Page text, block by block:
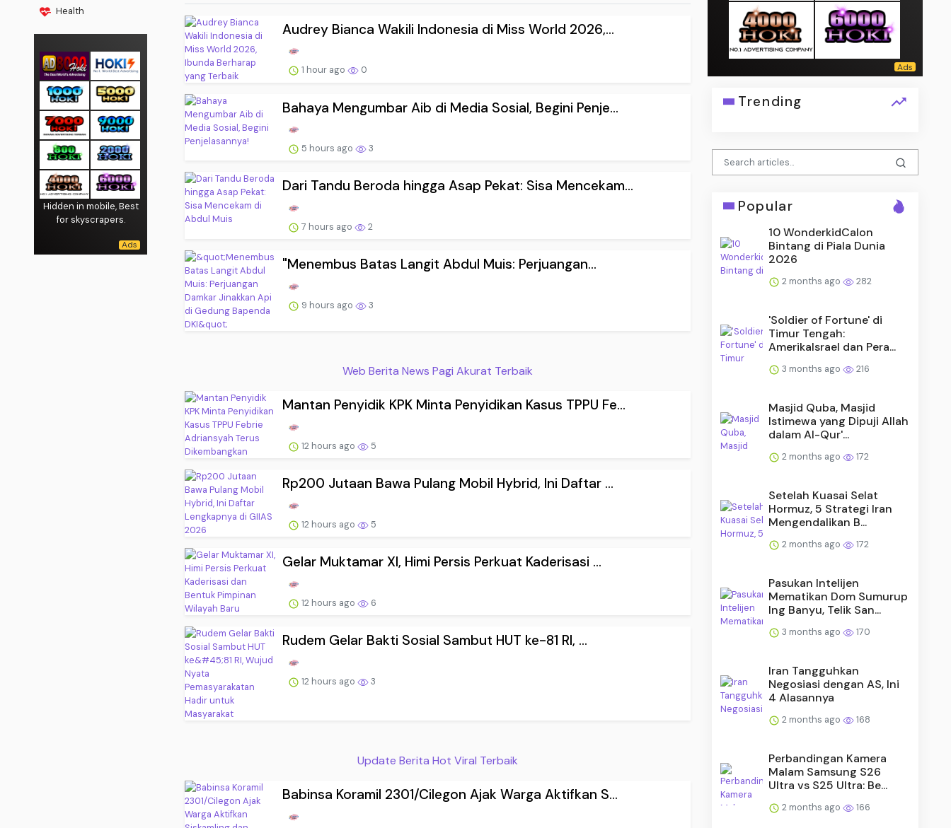
Health
Hidden in mobile, Best
for skyscrapers.
Audrey Bianca Wakili Indonesia di Miss World 2026,...
1 hour ago 0
Bahaya Mengumbar Aib di Media Sosial, Begini Penje...
5 hours ago 3
Dari Tandu Beroda hingga Asap Pekat: Sisa Mencekam...
7 hours ago 2
"Menembus Batas Langit Abdul Muis: Perjuangan...
9 hours ago 3
Web Berita News Pagi Akurat Terbaik
Mantan Penyidik KPK Minta Penyidikan Kasus TPPU Fe...
12 hours ago 5
Rp200 Jutaan Bawa Pulang Mobil Hybrid, Ini Daftar ...
12 hours ago 5
Gelar Muktamar XI, Himi Persis Perkuat Kaderisasi ...
12 hours ago 6
Rudem Gelar Bakti Sosial Sambut HUT ke-81 RI, ...
12 hours ago 3
Update Berita Hot Viral Terbaik
Babinsa Koramil 2301/Cilegon Ajak Warga Aktifkan S...
Trending
Popular
10 WonderkidCalon
Bintang di Piala Dunia
2026
2 months ago 282
'Soldier of Fortune' di
Timur Tengah:
AmerikaIsrael dan Pera...
3 months ago 216
Masjid Quba, Masjid
Istimewa yang Dipuji Allah
dalam Al-Qur'...
2 months ago 172
Setelah Kuasai Selat
Hormuz, 5 Strategi Iran
Mengendalikan B...
2 months ago 172
Pasukan Intelijen
Mematikan Dom Sumurup
Ing Banyu, Telik San...
3 months ago 170
Iran Tangguhkan
Negosiasi dengan AS, Ini
4 Alasannya
2 months ago 168
Perbandingan Kamera
Malam Samsung S26
Ultra vs S25 Ultra: Be...
2 months ago 166